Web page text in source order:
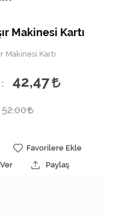
Makinesi Kartı
Makinesi Kartı
:
42,47
52,00
Favorilere Ekle
Paylaş